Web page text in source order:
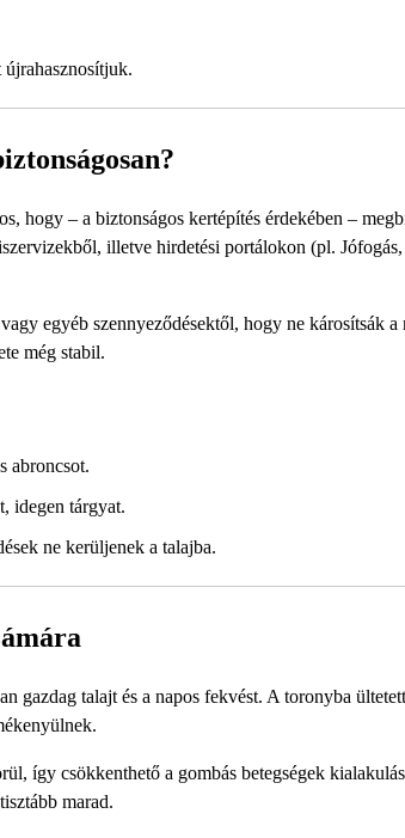
hogy – a biztonságos kertépítés érdekében –
illetve hirdetési portálokon (pl.
egyéb szennyeződésektől, hogy ne károsítsák
még stabil.
abroncsot.
idegen tárgyat.
ne kerüljenek a talajba.
gazdag talajt és a napos fekvést. A toronyba
így csökkenthető a gombás betegségek
marad.